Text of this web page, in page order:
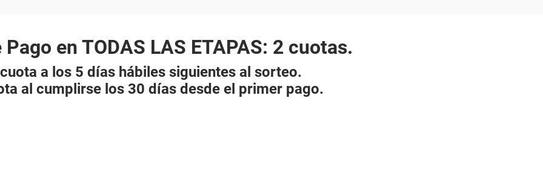
en TODAS LAS ETAPAS: 2 cuotas.
a los 5 días hábiles siguientes al sorteo.
al cumplirse los 30 días desde el primer pago.